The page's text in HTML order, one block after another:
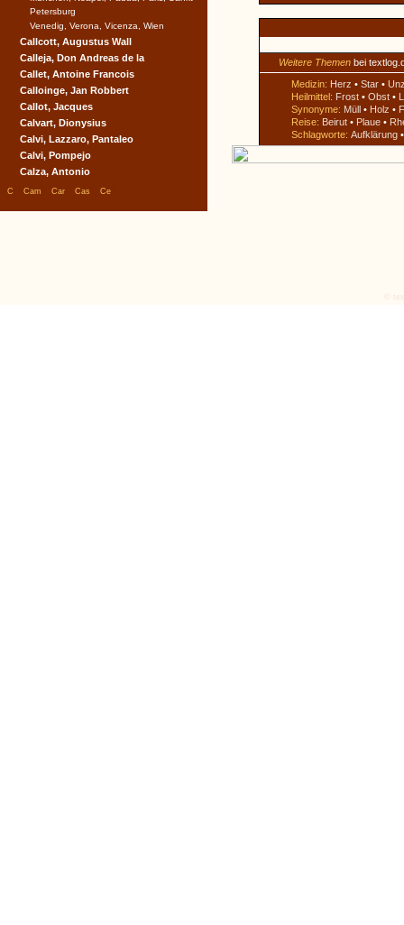
Weitere Themen bei
Medizin: Herz • Star •
Heilmittel: Frost • Obst •
Synonyme: Müll • Holz •
Reise: Beirut • Plaue •
Schlagworte: Aufklärung
Petersburg
Venedig, Verona, Vicenza, Wien
Callcott, Augustus Wall
Calleja, Don Andreas de la
Callet, Antoine Francois
Calloinge, Jan Robbert
Callot, Jacques
Calvart, Dionysius
Calvi, Lazzaro, Pantaleo
Calvi, Pompejo
Calza, Antonio
C Cam Car Cas Ce